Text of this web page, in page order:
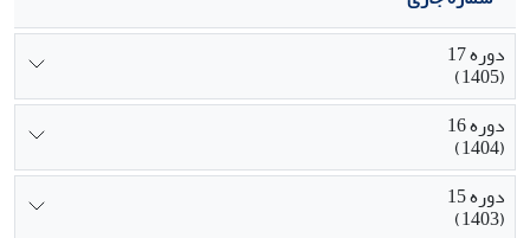
دوره 17
(1405)
دوره 16
(1404)
دوره 15
(1403)